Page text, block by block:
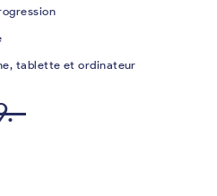
tablette et ordinateur